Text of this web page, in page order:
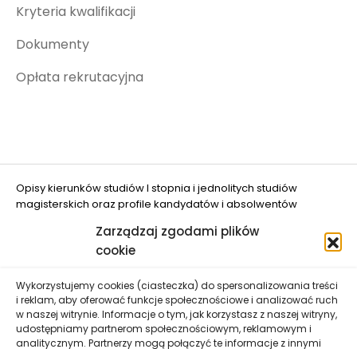
Zarządzaj zgodami plików
cookie
Wykorzystujemy cookies (ciasteczka) do spersonalizowania treści
i reklam, aby oferować funkcje społecznościowe i analizować ruch
w naszej witrynie. Informacje o tym, jak korzystasz z naszej witryny,
udostępniamy partnerom społecznościowym, reklamowym i
analitycznym. Partnerzy mogą połączyć te informacje z innymi
Kryteria kwalifikacji
Dokumenty
Opłata rekrutacyjna
Opisy kierunków studiów I stopnia i jednolitych studiów
magisterskich oraz profile kandydatów i absolwentów
UWM w Olsztynie" (nr FERS.01.05-IP.08-0048/25
dofinansowanym przez Unię Europejską.